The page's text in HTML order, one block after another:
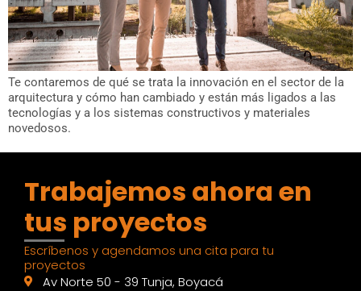
Te contaremos de qué se trata la innovación en el sector de la
arquitectura y cómo han cambiado y están más ligados a las
tecnologías y a los sistemas constructivos y materiales
novedosos.
Trabajemos ahora en
tus proyectos
Escríbenos y agendamos una cita para tu
proyectos
Av Norte 50 - 39 Tunja, Boyacá